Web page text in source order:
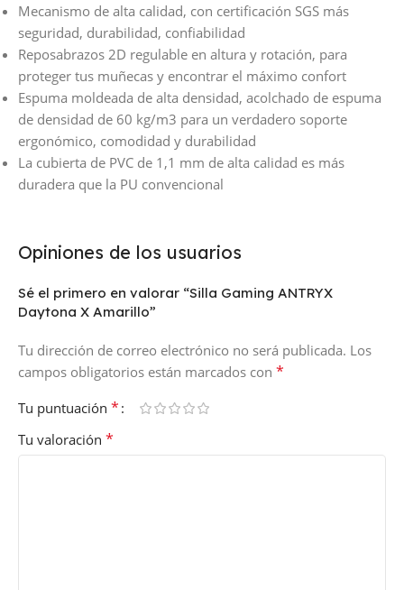
Mecanismo de alta calidad, con certificación SGS más
seguridad, durabilidad, confiabilidad
Reposabrazos 2D regulable en altura y rotación, para
proteger tus muñecas y encontrar el máximo confort
Espuma moldeada de alta densidad, acolchado de espuma
de densidad de 60 kg/m3 para un verdadero soporte
ergonómico, comodidad y durabilidad
La cubierta de PVC de 1,1 mm de alta calidad es más
duradera que la PU convencional
Opiniones de los usuarios
Sé el primero en valorar “Silla Gaming ANTRYX
Daytona X Amarillo”
Tu dirección de correo electrónico no será publicada. Los
campos obligatorios están marcados con *
Tu puntuación *
Tu valoración *